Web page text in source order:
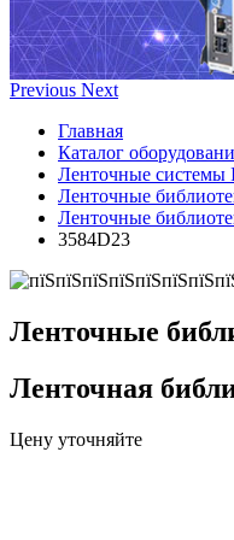
Previous Next
Главная
Каталог
Ленточные системы
Ленточные
Ленточные
3584D23
Ленточные
Ленточная
Цену уточняйте